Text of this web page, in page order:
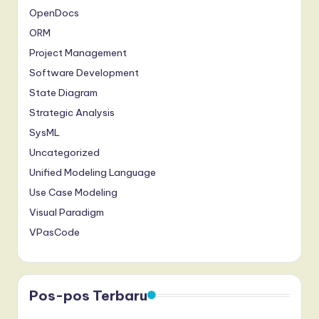
OpenDocs
ORM
Project Management
Software Development
State Diagram
Strategic Analysis
SysML
Uncategorized
Unified Modeling Language
Use Case Modeling
Visual Paradigm
VPasCode
Pos-pos Terbaru